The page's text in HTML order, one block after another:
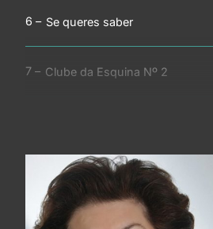
Se queres saber
Clube da Esquina Nº 2
Canção da manhã feliz
Mistérios